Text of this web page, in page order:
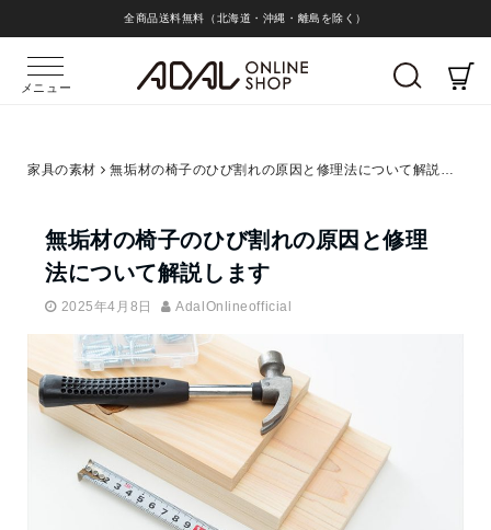
全商品送料無料（北海道・沖縄・離島を除く）
メニュー
家具の素材 無垢材の椅子のひび割れの原因と修理法について解説します
無垢材の椅子のひび割れの原因と修理
法について解説します
2025年4月8日 AdalOnlineofficial